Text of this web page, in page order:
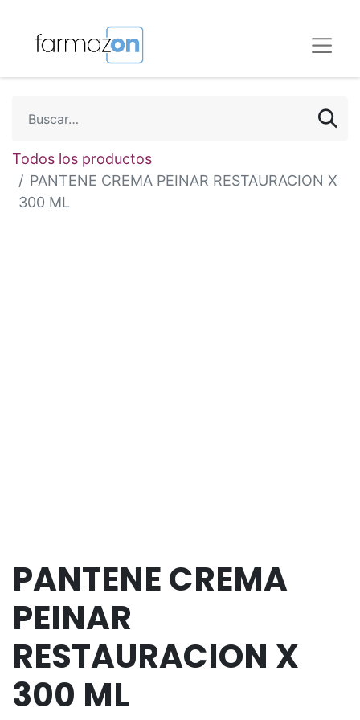
Todos los productos
PANTENE CREMA PEINAR RESTAURACION X
300 ML
PANTENE CREMA
PEINAR
RESTAURACION X
300 ML